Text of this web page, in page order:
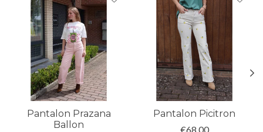
Pantalon Prazana
Ballon
Pantalon Picitron
€68,00